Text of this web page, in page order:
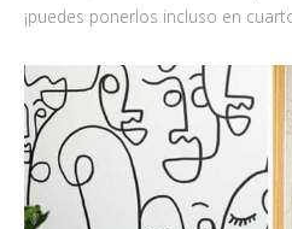
¡puedes ponerlos incluso en